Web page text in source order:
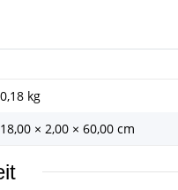
0,18 kg
18,00 × 2,00 × 60,00 cm